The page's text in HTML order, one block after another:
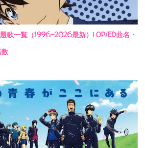
歌一覧（1996-2026最新）| OP/ED曲名・